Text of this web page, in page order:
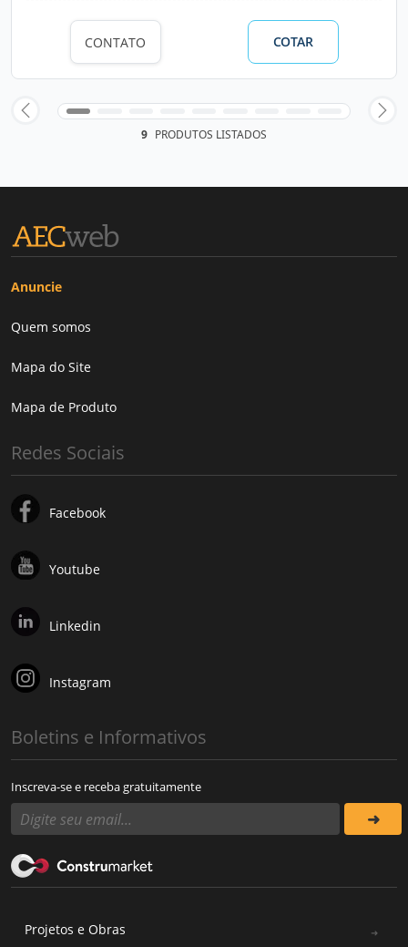
CONTATO COTAR
9 PRODUTOS LISTADOS
Anuncie
Quem somos
Mapa do Site
Mapa de Produto
Redes Sociais
Facebook
Youtube
Linkedin
Instagram
Boletins e Informativos
Inscreva-se e receba gratuitamente
Projetos e Obras